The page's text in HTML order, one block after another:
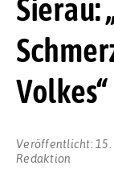
Sierau:
Volkes“
Veröffentlicht:
Redaktion